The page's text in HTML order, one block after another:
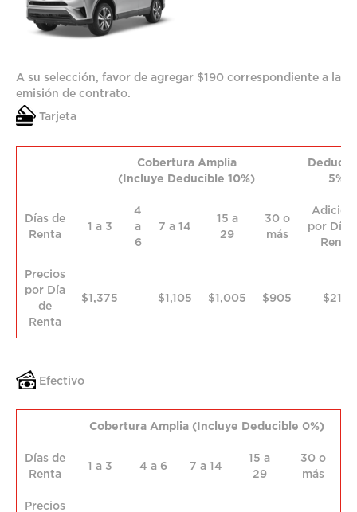
A su selección, favor de agregar $190 correspondiente a la
emisión de contrato.
Tarjeta
Cobertura Amplia
(Incluye Deducible 10%)
5%
Días de
Renta
1 a 3
4
a
6
7 a 14
15 a
29
30 o
más
por Día
Renta
Precios
por Día
de
Renta
$1,375 $1,105 $1,005 $905 $210
Efectivo
Cobertura Amplia (Incluye Deducible 0%)
Días de
Renta
1 a 3 4 a 6 7 a 14
15 a
29
30 o
más
Precios